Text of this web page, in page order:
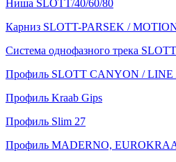
Ниша SLOTT/40/60/80
Карниз SLOTT-PARSEK /
Система однофазного трека
Профиль SLOTT CANYON /
Профиль Kraab Gips
Профиль Slim 27
Профиль MADERNO,